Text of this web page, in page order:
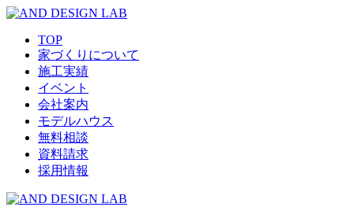
TOP
家づくりについて
施工実績
イベント
会社案内
モデルハウス
無料相談
資料請求
採用情報